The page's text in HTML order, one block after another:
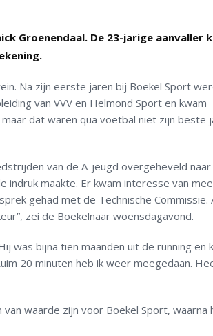
Groenendaal. De 23-jarige aanvaller
Na zijn eerste jaren bij Boekel Sport
van VVV en Helmond Sport en kwam
dat waren qua voetbal niet zijn beste
van de A-jeugd overgeheveld naar
indruk maakte. Er kwam interesse van
gehad met de Technische Commissie.
zei de Boekelnaar woensdagavond.
was bijna tien maanden uit de running en
20 minuten heb ik weer meegedaan.
waarde zijn voor Boekel Sport, waarna